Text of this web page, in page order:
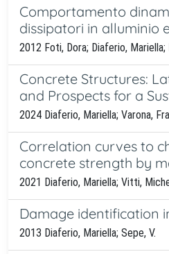
Comportamento
dissipatori in alluminio
2012 Foti, Dora; Diaferio, Mariella;
Concrete Structures:
and Prospects for a
2024 Diaferio, Mariella; Varona,
Correlation curves to
concrete strength by
2021 Diaferio, Mariella; Vitti,
Damage identification
2013 Diaferio, Mariella; Sepe, V.